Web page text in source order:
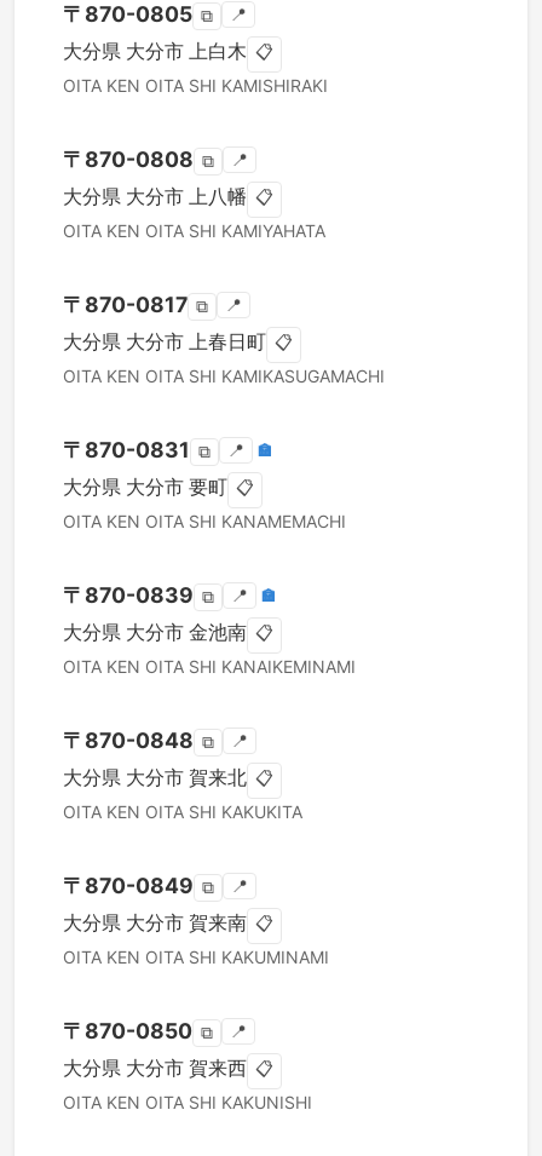
〒 870-0805 ⧉ 📍
大分県 大分市 上白木 📋
OITA KEN OITA SHI KAMISHIRAKI
〒 870-0808 ⧉ 📍
大分県 大分市 上八幡 📋
OITA KEN OITA SHI KAMIYAHATA
〒 870-0817 ⧉ 📍
大分県 大分市 上春日町 📋
OITA KEN OITA SHI KAMIKASUGAMACHI
〒 870-0831 ⧉ 📍 🏣
大分県 大分市 要町 📋
OITA KEN OITA SHI KANAMEMACHI
〒 870-0839 ⧉ 📍 🏣
大分県 大分市 金池南 📋
OITA KEN OITA SHI KANAIKEMINAMI
〒 870-0848 ⧉ 📍
大分県 大分市 賀来北 📋
OITA KEN OITA SHI KAKUKITA
〒 870-0849 ⧉ 📍
大分県 大分市 賀来南 📋
OITA KEN OITA SHI KAKUMINAMI
〒 870-0850 ⧉ 📍
大分県 大分市 賀来西 📋
OITA KEN OITA SHI KAKUNISHI